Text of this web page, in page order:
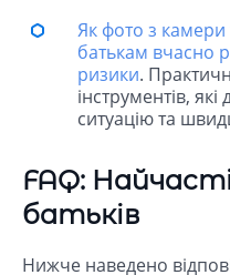
Як фото з
батькам вчасно
ризики.
інструментів,
ситуацію та
FAQ:
батьків
Нижче наведено